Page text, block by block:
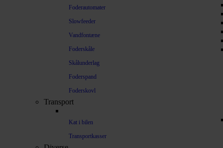
Foderautomater
Slowfeeder
Vandfontæne
Foderskåle
Skålunderlag
Foderspand
Foderskovl
Transport
Kat i bilen
Transportkasser